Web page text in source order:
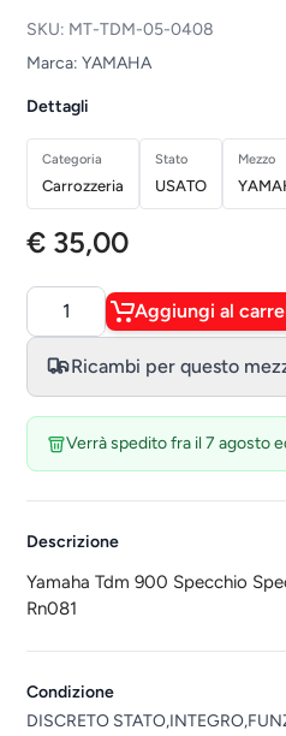
SKU: MT-TDM-05-0408
Marca: YAMAHA
Dettagli
Categoria
Carrozzeria
Stato
USATO
Mezzo
€ 35,00
Quantità
Aggiungi al
Ricambi per questo
Verrà spedito fra il 7 agosto
Descrizione
Yamaha Tdm 900 Specchio
Rn081
Condizione
DISCRETO